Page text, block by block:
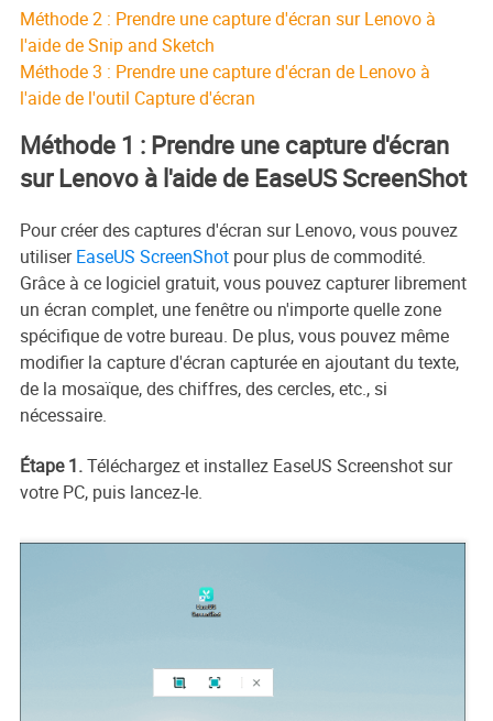
Méthode 2 : Prendre une capture d'écran sur Lenovo à
l'aide de Snip and Sketch
Méthode 3 : Prendre une capture d'écran de Lenovo à
l'aide de l'outil Capture d'écran
Méthode 1 : Prendre une capture d'écran
sur Lenovo à l'aide de EaseUS ScreenShot
Pour créer des captures d'écran sur Lenovo, vous pouvez
utiliserEaseUS ScreenShotpour plus de commodité.
Grâce à ce logiciel gratuit, vous pouvez capturer librement
un écran complet, une fenêtre ou n'importe quelle zone
spécifique de votre bureau. De plus, vous pouvez même
modifier la capture d'écran capturée en ajoutant du texte,
de la mosaïque, des chiffres, des cercles, etc., si
nécessaire.
Étape 1.Téléchargez et installez EaseUS Screenshot sur
votre PC, puis lancez-le.